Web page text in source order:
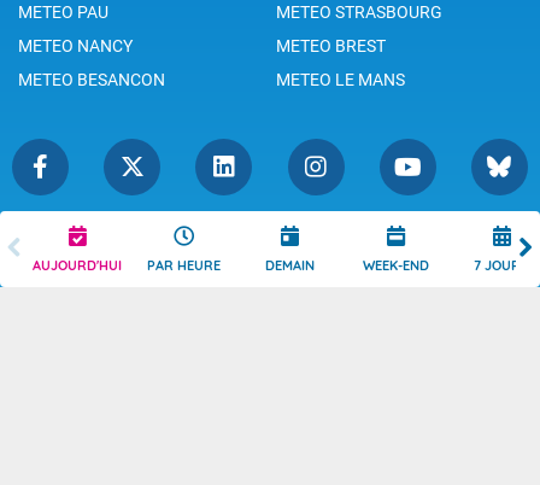
AUJOURD'HUI PAR HEURE DEMAIN WEEK-END 7 JOURS
METEO PAU
METEO STRASBOURG
METEO NANCY
METEO BREST
METEO BESANCON
METEO LE MANS